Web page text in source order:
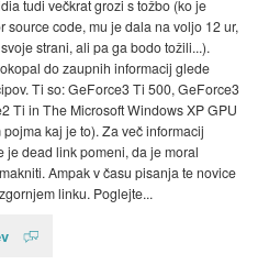
tudi večkrat grozi s tožbo (ko je
source code, mu je dala na voljo 12 ur,
strani, ali pa ga bodo tožili...).
do zaupnih informacij glede
Ti so: GeForce3 Ti 500, GeForce3
Ti in The Microsoft Windows XP GPU
kaj je to). Za več informacij
je dead link pomeni, da je moral
Ampak v času pisanja te novice
linku. Poglejte...